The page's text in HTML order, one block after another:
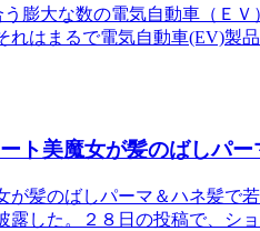
膨大な数の電気自動車（Ｅ
はまるで電気自動車(EV)製
ト美魔女が髪のばしパ
髪のばしパーマ＆ハネ髪で
した。２８日の投稿で、シ